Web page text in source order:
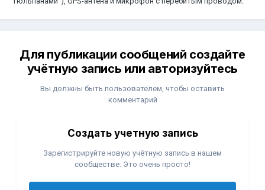
Для публикации сообщений создайте
учётную запись или авторизуйтесь
Вы должны быть пользователем, чтобы оставить
комментарий
Создать учетную запись
Зарегистрируйте новую учётную запись в нашем
сообществе. Это очень просто!